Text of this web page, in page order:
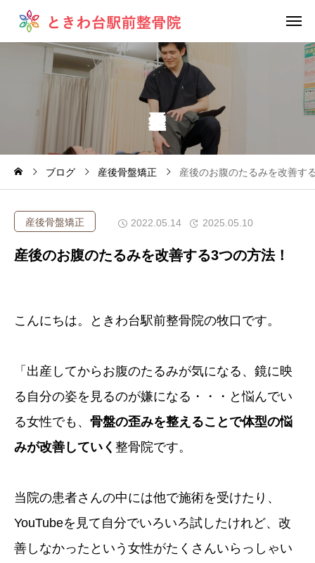
ブログ 産後骨盤矯正 産後のお腹のたるみを改善す
産後骨盤矯正 2022.05.14 2025.05.10
産後のお腹のたるみを改善する3つの方法！
こんにちは。ときわ台駅前整骨院の牧口です。
「出産してからお腹のたるみが気になる、鏡に映
る自分の姿を見るのが嫌になる・・・と悩んでい
る女性でも、 骨盤の歪みを整えることで体型の悩
みが改善していく 整骨院です。
当院の患者さんの中には他で施術を受けたり、
YouTubeを見て自分でいろいろ試したけれど、改
善しなかったという女性がたくさんいらっしゃい